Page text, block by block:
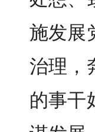
施发展
治理，
的事干